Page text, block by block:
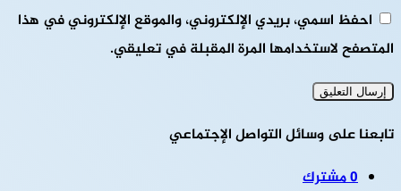
احفظ اسمي، بريدي الإلكتروني، والموقع الإلكتروني في هذا
المتصفح لاستخدامها المرة المقبلة في تعليقي.
تابعنا على وسائل التواصل الإجتماعي
0مشترك